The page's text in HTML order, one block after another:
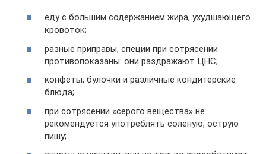
еду с большим содержанием жира, ухудшающего
кровоток;
разные приправы, специи при сотрясении
противопоказаны: они раздражают ЦНС;
конфеты, булочки и различные кондитерские
блюда;
при сотрясении «серого вещества» не
рекомендуется употреблять соленую, острую
пишу;